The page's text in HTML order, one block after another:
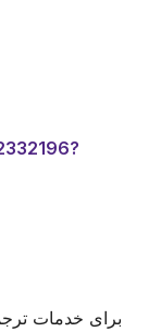
برای خدمات